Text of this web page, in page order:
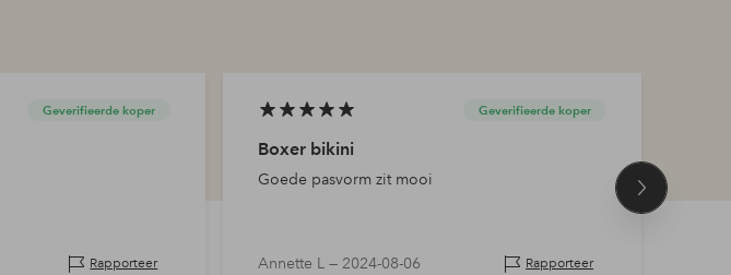
Geverifieerde koper
Rapporteer
Geverifieerde koper
Boxer bikini
Goede pasvorm zit mooi
Annette L —2024-08-06 Rapporteer
Volgend